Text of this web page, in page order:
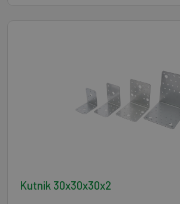
Kutnik 30x30x30x2